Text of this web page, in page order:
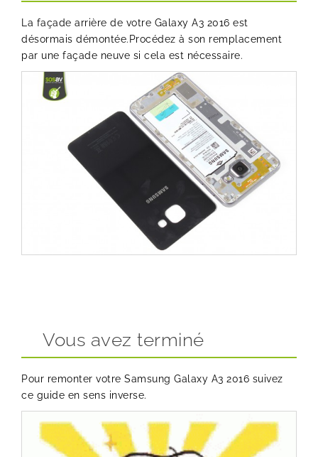
La façade arrière de votre Galaxy A3 2016 est
désormais démontée.Procédez à son remplacement
par une façade neuve si cela est nécessaire.
Vous avez terminé
Pour remonter votre Samsung Galaxy A3 2016 suivez
ce guide en sens inverse.